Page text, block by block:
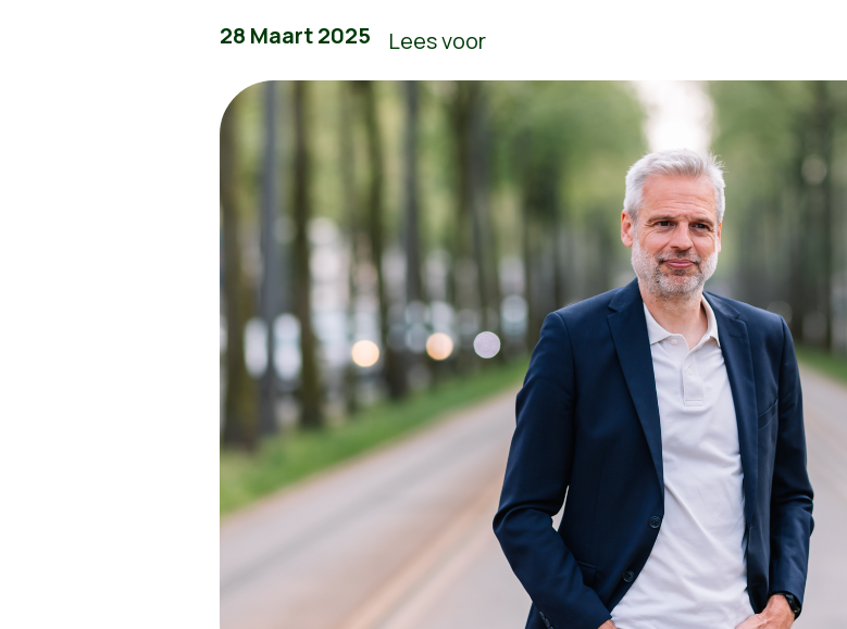
28 Maart 2025 Lees voor